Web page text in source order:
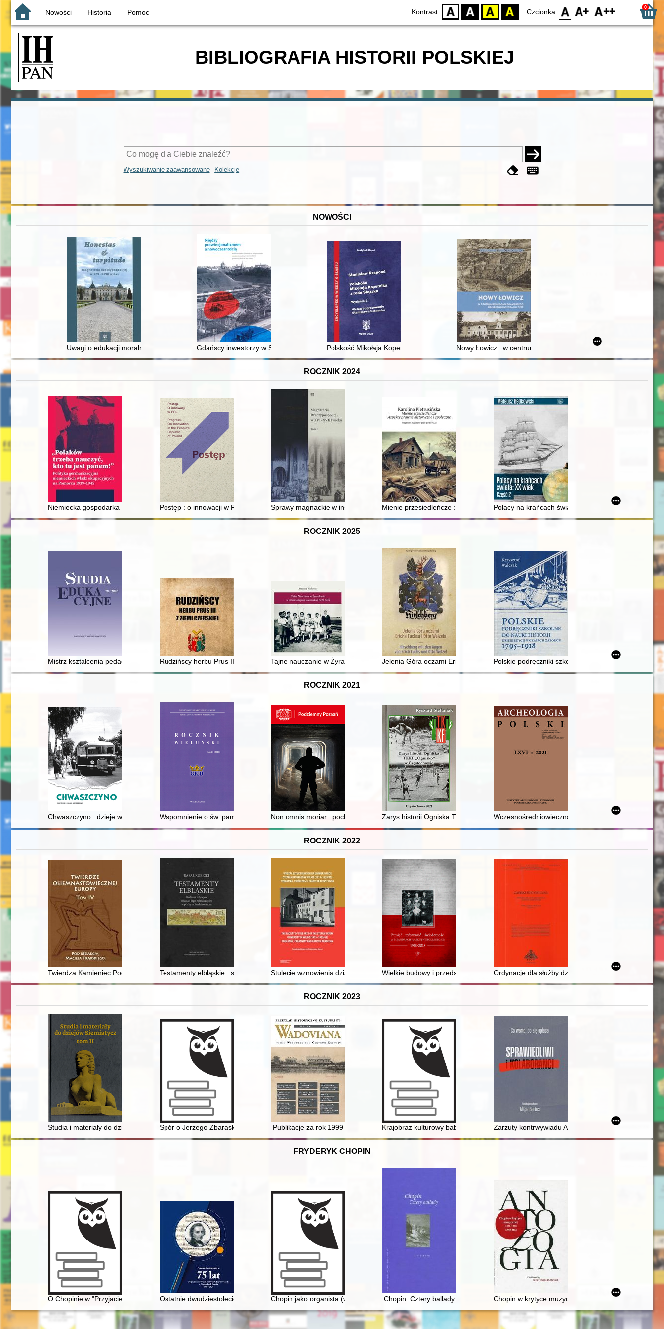
Nowości Historia Pomoc Kontrast: D BW YB BY Czcionka: F0 F1 F2 0
BIBLIOGRAFIA HISTORII POLSKIEJ
Wyszukiwanie zaawansowane Kolekcje
NOWOŚCI
Uwagi o edukacji moralnej synów szlacheckich w XVI-wiecznej RzeczypospolitejGdańscy inwestorzy w Sopocie : prestiż finansowy i towarzyski lokalnego mieszczaństwa w 2. poł. XIX w
Polskość Mikołaja Kopernika z rodu ŚlązakaNowy Łowicz : w centrum poligonu drawskiego od średniowiecza
ROCZNIK 2024
Niemiecka gospodarka w powiecie starogardzkim (1939-1945)Postęp : o innowacji w PRL = Progress : on innovation in the People's Republic of Poland
Sprawy magnackie w instrukcjach sejmików ziemi bielskiej z przełomu XVI i XVII w. oblatowanych w księgach grodzkich
Mienie przesiedleńcze : aspekty prawne historyczne i społeczne
Polacy na krańcach świata : XX wiek. Cz. 2
ROCZNIK 2025
Mistrz kształcenia pedagogicznego - recenzja]Rudzińscy herbu Prus III z ziemi ciechanowskiej w archiwaliach : przasnyskie ziemskie wieczyste. T. 7
Tajne nauczanie w Żyrardowie w okresie okupacji niemieckiej 1939-1945
Jelenia Góra oczami Ericha Fuchsa i Otto Welzela = Hirschberg durch die Augen von
Polskie podręczniki szkolne do nauki historii : dzieje
ROCZNIK 2021
Chwaszczyno : dzieje wsi i parafii do 1989 rokuWspomnienie o św. pamięci ks. prof. Janie ZwiązkuNon omnis moriar : pochowani w kryptach wybranych poznańskich kościołów
Zarys historii Ogniska TKKF "Ognisko" w CzęstochowieWczesnośredniowieczna ceramika szkliwiona z
ROCZNIK 2022
Twierdza Kamieniec Podolski w rosyjskich planach wojennych w drugiej połowie XVIII wieku
Testamenty elbląskie : studium z dziejów miasta i jego mieszkańców w późnym średniowieczu
Stulecie wznowienia działalności wileńskiego Uniwersytetu Stefana Batorego i jego Wydziału Sztuk Pięknych 1919-1939-
Wielkie budowy i przedsięwzięcia gospodarcze w II RP : znaczenie gospodarcze i
Ordynacje dla służby dzwonnej kościoła
ROCZNIK 2023
Studia i materiały do dziejów Siemiatycz. T. 2Spór o Jerzego Zbaraskiego Publikacje za rok 1999 Krajobraz kulturowy babiogórskich wsi wczoraj i dziś na przykładzie Zubrzycy Górnej :
Zarzuty kontrwywiadu Armii Czerwonej wobec byłych
FRYDERYK CHOPIN
O Chopinie w "Przyjacielu Ludu" (1836)Ostatnie dwudziestolecie : 75 lat Międzynarodowych Festiwali Chopinowskich w Dusznikach Zdroju 2000-2020
Chopin jako organista (w 150. rocznicę śmierci)Chopin. Cztery ballady Chopin w krytyce muzycznej (1918-1939). Antologia